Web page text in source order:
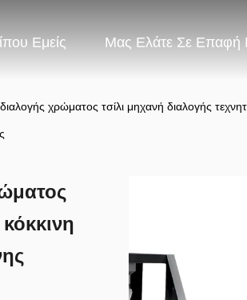
Εμείς Μας Ελάτε Σε Επαφή
χρώματος τσίλι μηχανή διαλογής